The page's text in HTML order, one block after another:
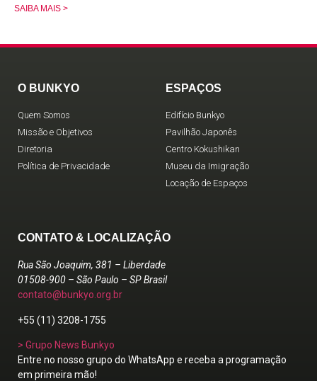
SAIBA MAIS >
O BUNKYO
Quem Somos
Missão e Objetivos
Diretoria
Política de Privacidade
ESPAÇOS
Edifício Bunkyo
Pavilhão Japonês
Centro Kokushikan
Museu da Imigração
Locação de Espaços
CONTATO & LOCALIZAÇÃO
Rua São Joaquim, 381 – Liberdade
01508-900 – São Paulo – SP Brasil
contato@bunkyo.org.br
+55 (11) 3208-1755
> Grupo News Bunkyo
Entre no nosso grupo do WhatsApp e receba a programação
em primeira mão!